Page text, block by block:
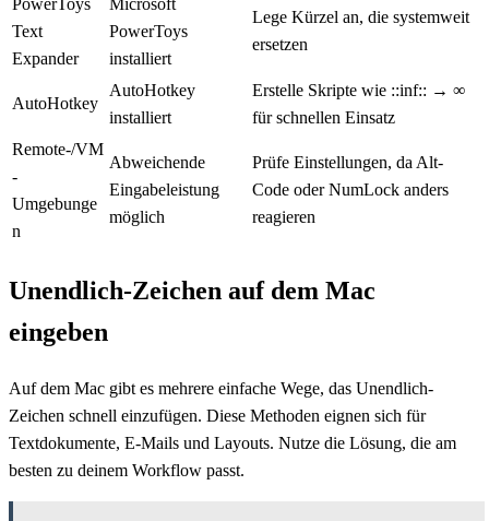
Text
Expander
PowerToys
installiert
Lege Kürzel an, die systemweit
ersetzen
AutoHotkey
AutoHotkey
installiert
Erstelle Skripte wie ::inf:: → ∞
für schnellen Einsatz
Remote-/VM
-
Umgebunge
n
Abweichende
Eingabeleistung
möglich
Prüfe Einstellungen, da Alt-
Code oder NumLock anders
reagieren
Unendlich-Zeichen auf dem Mac
eingeben
Auf dem Mac gibt es mehrere einfache Wege, das Unendlich-
Zeichen schnell einzufügen. Diese Methoden eignen sich für
Textdokumente, E‑Mails und Layouts. Nutze die Lösung, die am
besten zu deinem Workflow passt.